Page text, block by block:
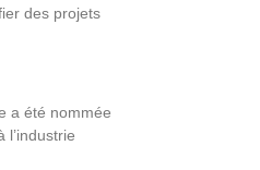
des projets
a été nommée
l’industrie